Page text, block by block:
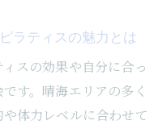
ラティスの魅力とは
スの効果や自分に合っ
す。晴海エリアの多く
体力レベルに合わせて